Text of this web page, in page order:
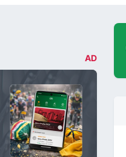
AD